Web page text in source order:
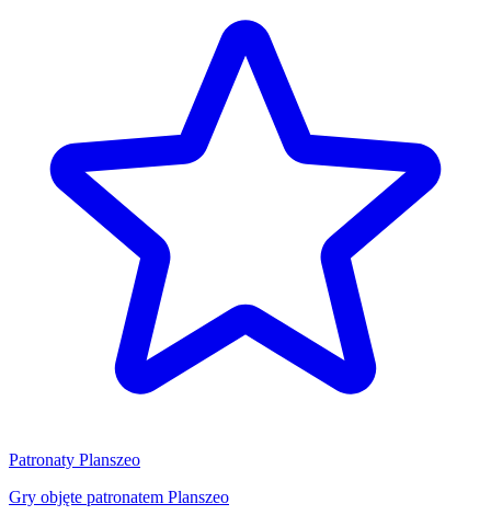
Patronaty Planszeo
Gry objęte patronatem Planszeo